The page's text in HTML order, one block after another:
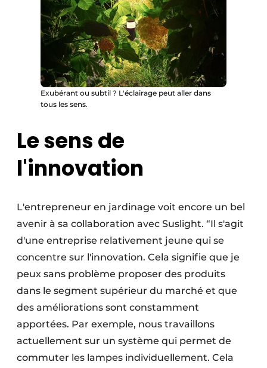
Exubérant ou subtil ? L'éclairage peut aller dans
tous les sens.
Le sens de
l'innovation
L'entrepreneur en jardinage voit encore un bel
avenir à sa collaboration avec Suslight. “Il s'agit
d'une entreprise relativement jeune qui se
concentre sur l'innovation. Cela signifie que je
peux sans problème proposer des produits
dans le segment supérieur du marché et que
des améliorations sont constamment
apportées. Par exemple, nous travaillons
actuellement sur un système qui permet de
commuter les lampes individuellement. Cela